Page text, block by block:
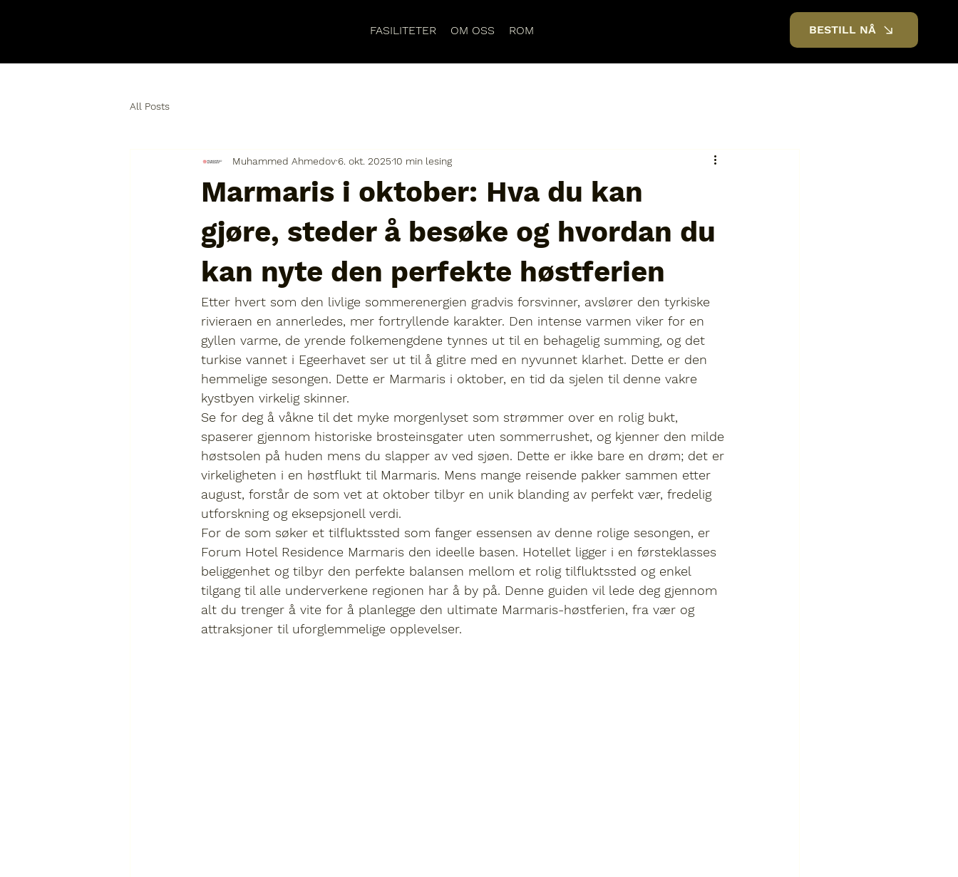
FASILITETER OM OSS ROM BESTILL NÅ
All Posts
Marmaris i oktober: Hva du kan
gjøre, steder å besøke og hvordan du
kan nyte den perfekte høstferien
Muhammed Ahmedov 6. okt. 202510 min lesing
Etter hvert som den livlige sommerenergien gradvis forsvinner, avslører den tyrkiske
rivieraen en annerledes, mer fortryllende karakter. Den intense varmen viker for en
gyllen varme, de yrende folkemengdene tynnes ut til en behagelig summing, og det
turkise vannet i Egeerhavet ser ut til å glitre med en nyvunnet klarhet. Dette er den
hemmelige sesongen. Dette er Marmaris i oktober, en tid da sjelen til denne vakre
kystbyen virkelig skinner.
Se for deg å våkne til det myke morgenlyset som strømmer over en rolig bukt,
spaserer gjennom historiske brosteinsgater uten sommerrushet, og kjenner den milde
høstsolen på huden mens du slapper av ved sjøen. Dette er ikke bare en drøm; det er
virkeligheten i en høstflukt til Marmaris. Mens mange reisende pakker sammen etter
august, forstår de som vet at oktober tilbyr en unik blanding av perfekt vær, fredelig
utforskning og eksepsjonell verdi.
For de som søker et tilfluktssted som fanger essensen av denne rolige sesongen, er
Forum Hotel Residence Marmaris den ideelle basen. Hotellet ligger i en førsteklasses
beliggenhet og tilbyr den perfekte balansen mellom et rolig tilfluktssted og enkel
tilgang til alle underverkene regionen har å by på. Denne guiden vil lede deg gjennom
alt du trenger å vite for å planlegge den ultimate Marmaris-høstferien, fra vær og
attraksjoner til uforglemmelige opplevelser.